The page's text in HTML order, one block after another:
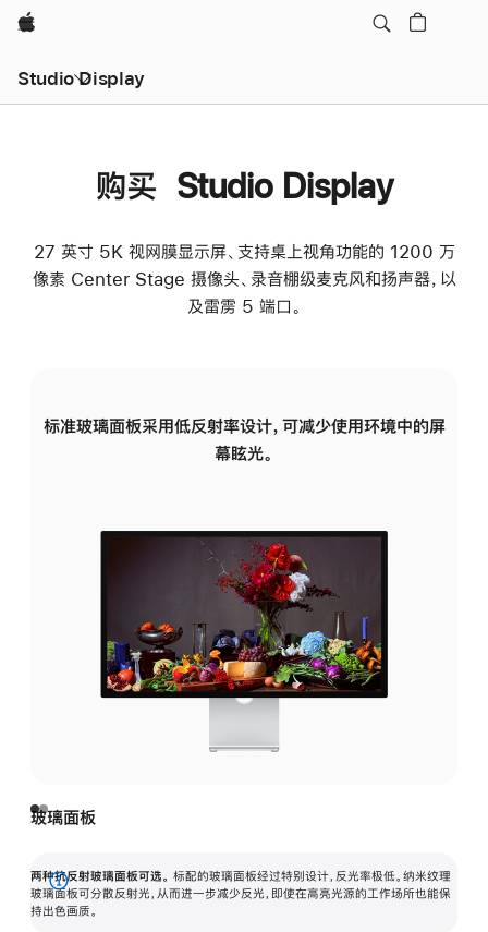
Apple
Studio Display
购买 Studio Display
27 英寸 5K 视网膜显示屏、支持桌上视角功能的 1200 万
像素 Center Stage 摄像头、录音棚级麦克风和扬声器，以
及雷雳 5 端口。
标准玻璃面板采用低反射率设计，可减少使用环境中的屏
幕眩光。
玻璃面板
两种抗反射玻璃面板可选。 标配的玻璃面板经过特别设计，反光率极低。纳米纹理
玻璃面板可分散反射光，从而进一步减少反光，即使在高亮光源的工作场所也能保
持出色画质。
展
开